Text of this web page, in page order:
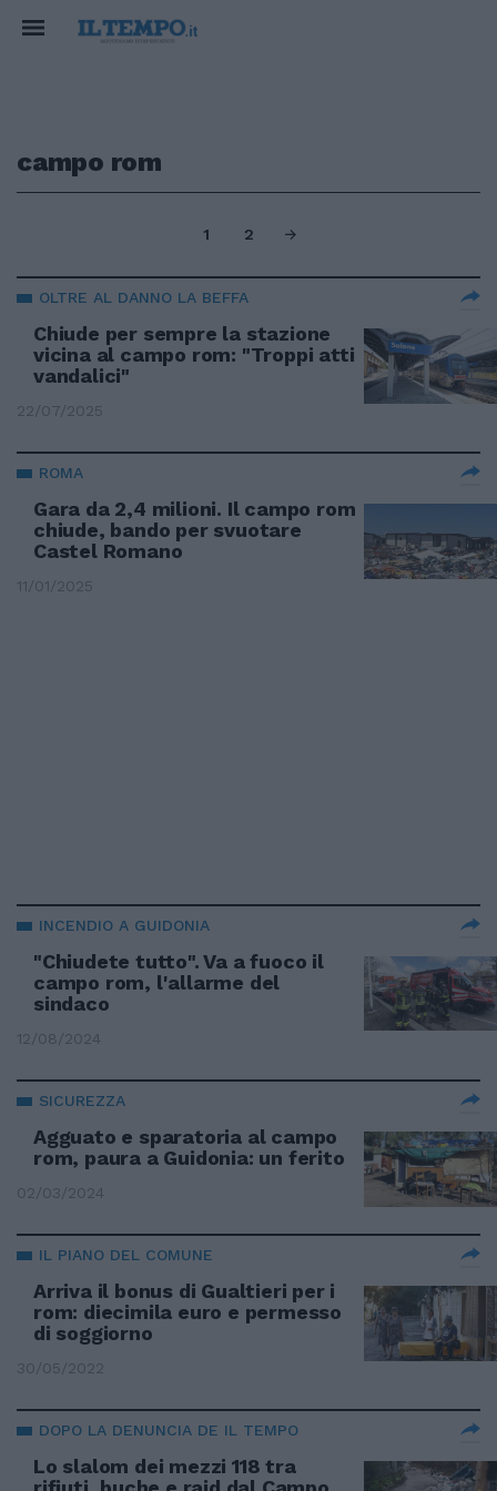
campo rom
1 2
OLTRE AL DANNO LA BEFFA
Chiude per sempre la stazione
vicina al campo rom: "Troppi atti
vandalici"
22/07/2025
ROMA
Gara da 2,4 milioni. Il campo rom
chiude, bando per svuotare
Castel Romano
11/01/2025
INCENDIO A GUIDONIA
"Chiudete tutto". Va a fuoco il
campo rom, l'allarme del
sindaco
12/08/2024
SICUREZZA
Agguato e sparatoria al campo
rom, paura a Guidonia: un ferito
02/03/2024
IL PIANO DEL COMUNE
Arriva il bonus di Gualtieri per i
rom: diecimila euro e permesso
di soggiorno
30/05/2022
DOPO LA DENUNCIA DE IL TEMPO
Lo slalom dei mezzi 118 tra